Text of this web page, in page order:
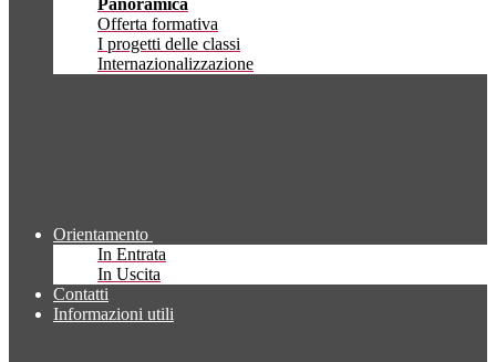
Panoramica
Offerta formativa
I progetti delle classi
Internazionalizzazione
Orientamento
In Entrata
In Uscita
Contatti
Informazioni utili